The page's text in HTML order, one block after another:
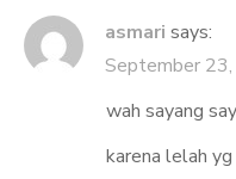
asmari says:
September
wah sayang
karena lelah